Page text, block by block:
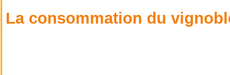
La consommation du